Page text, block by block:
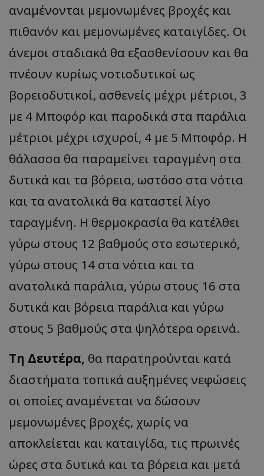
αναμένονται μεμονωμένες βροχές και
πιθανόν και μεμονωμένες καταιγίδες. Οι
άνεμοι σταδιακά θα εξασθενίσουν και θα
πνέουν κυρίως νοτιοδυτικοί ως
βορειοδυτικοί, ασθενείς μέχρι μέτριοι, 3
με 4 Μποφόρ και παροδικά στα παράλια
μέτριοι μέχρι ισχυροί, 4 με 5 Μποφόρ. Η
θάλασσα θα παραμείνει ταραγμένη στα
δυτικά και τα βόρεια, ωστόσο στα νότια
και τα ανατολικά θα καταστεί λίγο
ταραγμένη. Η θερμοκρασία θα κατέλθει
γύρω στους 12 βαθμούς στο εσωτερικό,
γύρω στους 14 στα νότια και τα
ανατολικά παράλια, γύρω στους 16 στα
δυτικά και βόρεια παράλια και γύρω
στους 5 βαθμούς στα ψηλότερα ορεινά.
Τη Δευτέρα, θα παρατηρούνται κατά
διαστήματα τοπικά αυξημένες νεφώσεις
οι οποίες αναμένεται να δώσουν
μεμονωμένες βροχές, χωρίς να
αποκλείεται και καταιγίδα, τις πρωινές
ώρες στα δυτικά και τα βόρεια και μετά